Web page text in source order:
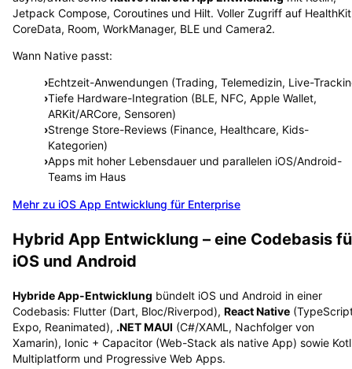
Jetpack Compose, Coroutines und Hilt. Voller Zugriff auf
CoreData, Room, WorkManager, BLE und Camera2.
Wann Native passt:
›Echtzeit-Anwendungen (Trading, Telemedizin, Live-
›Tiefe Hardware-Integration (BLE, NFC, Apple Wallet,
ARKit/ARCore, Sensoren)
›Strenge Store-Reviews (Finance, Healthcare, Kids-
Kategorien)
›Apps mit hoher Lebensdauer und parallelen iOS/Android-
Teams im Haus
Mehr zu iOS App Entwicklung für Enterprise
Hybrid App Entwicklung – eine Codebasis
iOS und Android
Hybride App-Entwicklung bündelt iOS und Android in einer
Codebasis: Flutter (Dart, Bloc/Riverpod), React Native
Expo, Reanimated), .NET MAUI (C#/XAML, Nachfolger von
Xamarin), Ionic + Capacitor (Web-Stack als native App) sowie
Multiplatform und Progressive Web Apps.